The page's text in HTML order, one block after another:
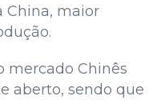
China, maior
mercado Chinês
aberto, sendo que